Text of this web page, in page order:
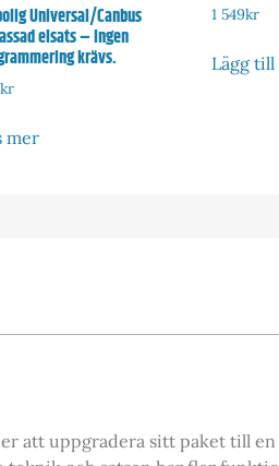
Universal/Canbus
elsats – Ingen
krävs.
kr
mer
1 549kr
Lägg
att uppgradera sitt paket till en